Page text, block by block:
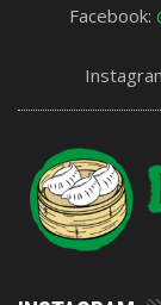
Facebook: